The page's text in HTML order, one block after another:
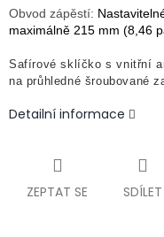
Obvod zápěstí:
maximálně 215 mm (8,46
Safírové sklíčko s vnitřní
na průhledné šroubované
Detailní informace
ZEPTAT SE SDÍLET